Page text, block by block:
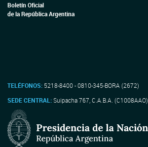
Boletín Oficial
de la República Argentina
TELÉFONOS: 5218-8400 - 0810-345-BORA (2672)
SEDE CENTRAL:Suipacha 767, C.A.B.A. (C1008AAO)